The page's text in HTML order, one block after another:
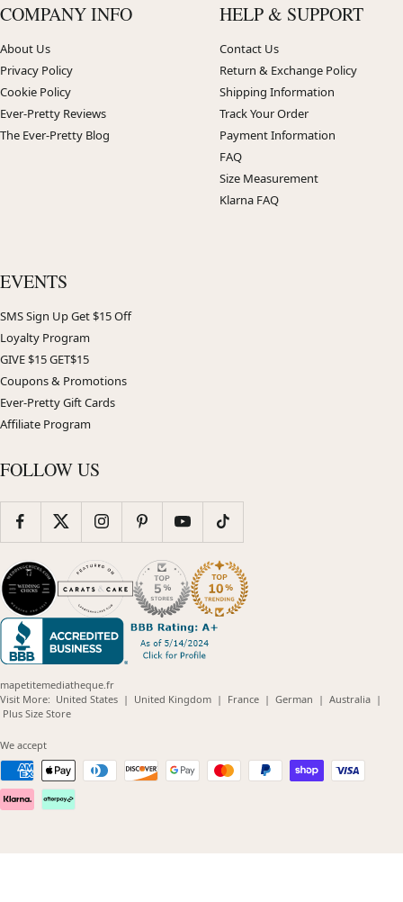
COMPANY INFO
About Us
Privacy Policy
Cookie Policy
Ever-Pretty Reviews
The Ever-Pretty Blog
HELP & SUPPORT
Contact Us
Return & Exchange Policy
Shipping Information
Track Your Order
Payment Information
FAQ
Size Measurement
Klarna FAQ
EVENTS
SMS Sign Up Get $15 Off
Loyalty Program
GIVE $15 GET$15
Coupons & Promotions
Ever-Pretty Gift Cards
Affiliate Program
FOLLOW US
mapetitemediatheque.fr
Visit More: United States(opens
| United Kingdom(opens
| France(opens
| German (opens
| Australia(opens
|
Plus Size Store(opens
We accept